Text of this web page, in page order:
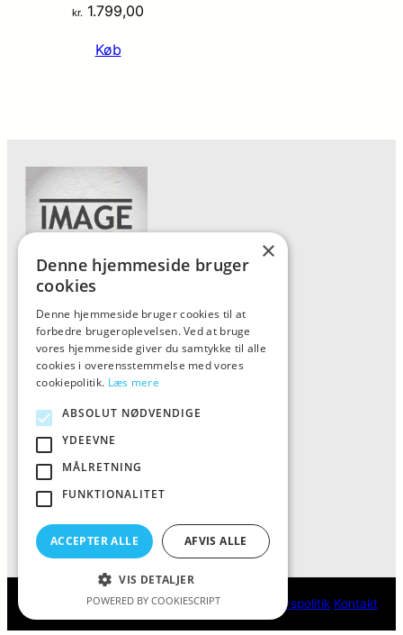
kr. 1.799,00
Køb
Forside
Vis alle produkter
Kontakt
ALFA
Tlf: 7876 8672
Mail:info@al-fa.dk
Cookie- og privatlivspolitik Kontakt
×
Denne hjemmeside bruger
cookies
Denne hjemmeside bruger cookies til at
forbedre brugeroplevelsen. Ved at bruge
vores hjemmeside giver du samtykke til alle
cookies i overensstemmelse med vores
cookiepolitik. Læs mere
ABSOLUT NØDVENDIGE
YDEEVNE
MÅLRETNING
FUNKTIONALITET
ACCEPTER ALLE AFVIS ALLE
VIS DETALJER
POWERED BY COOKIESCRIPT